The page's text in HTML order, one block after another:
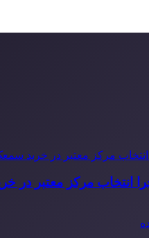
انتخاب مرکز معتبر در